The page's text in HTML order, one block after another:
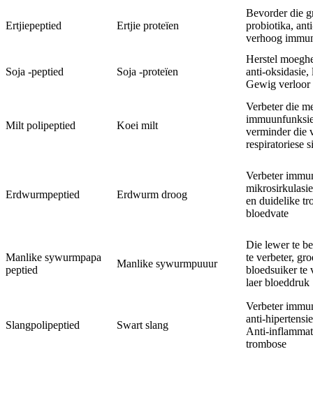
Ertjiepeptied Ertjie proteïen
Bevorder die
probiotika,
verhoog
Soja -peptied Soja -proteïen
Herstel
anti-oksidasie,
Gewig verloor
Milt polipeptied Koei milt
Verbeter die
verminder die
respiratoriese
Erdwurmpeptied Erdwurm droog
Verbeter
en duidelike
bloedvate
Manlike sywurmpapa
peptied
Manlike sywurmpuuur
Die lewer te
te verbeter,
bloedsuiker te
laer bloeddruk
Slangpolipeptied Swart slang
Verbeter
anti-
Anti-
trombose